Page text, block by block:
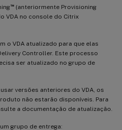
™(anteriormente Provisioning
VDA no console do Citrix
o VDA atualizado para que elas
Controller. Este processo
ser atualizado no grupo de
versões anteriores do VDA, os
não estarão disponíveis. Para
a documentação de atualização.
grupo de entrega: